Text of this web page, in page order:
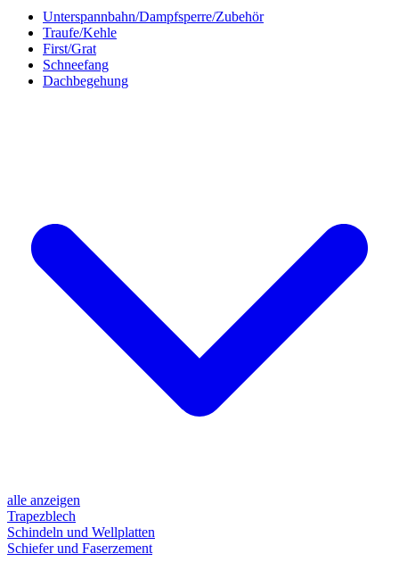
Unterspannbahn/Dampfsperre/Zubehör
Traufe/Kehle
First/Grat
Schneefang
Dachbegehung
alle anzeigen
Trapezblech
Schindeln und Wellplatten
Schiefer und Faserzement